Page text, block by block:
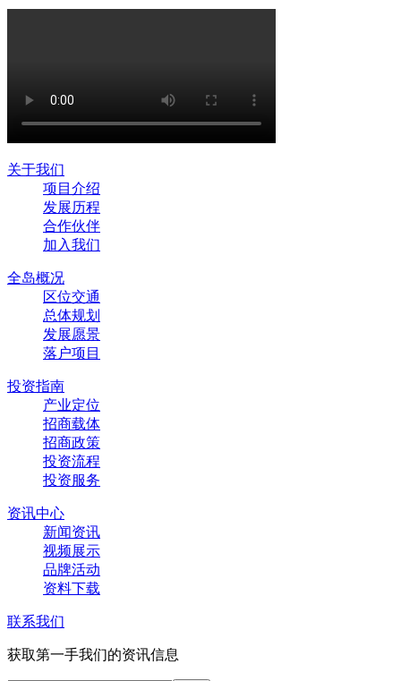
关于我们
项目介绍
发展历程
合作伙伴
加入我们
全岛概况
区位交通
总体规划
发展愿景
落户项目
投资指南
产业定位
招商载体
招商政策
投资流程
投资服务
资讯中心
新闻资讯
视频展示
品牌活动
资料下载
联系我们
获取第一手我们的资讯信息